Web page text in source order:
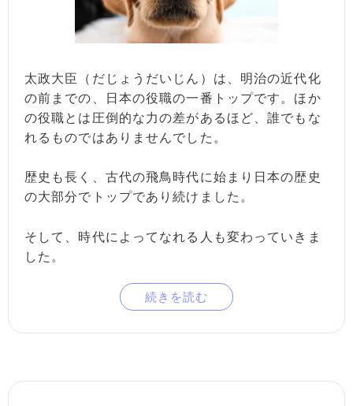
太政大臣（だじょうだいじん）は、明治の近代化
の前までの、日本の役職の一番トップです。ほか
の役職とは圧倒的な力の差があるほど、誰でもな
れるものではありませんでした。
歴史も長く、古代の飛鳥時代に始まり日本の歴史
の大部分でトップであり続けました。
そして、時代によってなれる人も変わっていきま
した。
続きを読む